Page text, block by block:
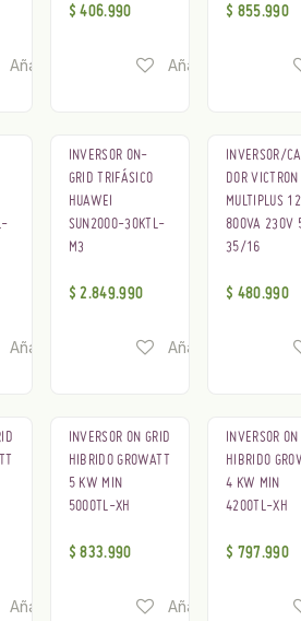
Añadir a lista de deseos
$406.990
Añadir a lista de
$ 855.990
Añadir a lista de deseos
INVERSOR ON-
GRID TRIFÁSICO
HUAWEI
SUN2000-30KTL-
M3
$ 2.849.990
Añadir a lista de
INVERSOR/
DOR VICTRON
MULTIPLUS
800VA 230V
35/16
$ 480.990
Añadir a lista de deseos
INVERSOR ON GRID
HIBRIDO GROWATT
5 KW MIN
5000TL-XH
$833.990
Añadir a lista de
INVERSOR ON
HIBRIDO
4 KW MIN
4200TL-XH
$ 797.990